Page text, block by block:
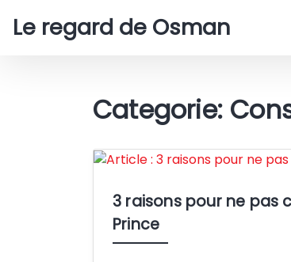
Le regard de Osman
Categorie:
3 raisons pour ne pas
Prince